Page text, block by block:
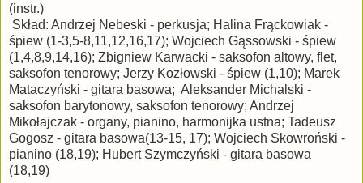
(instr.)
Skład: Andrzej Nebeski - perkusja; Halina Frąckowiak -
śpiew (1-3,5-8,11,12,16,17); Wojciech Gąssowski - śpiew
(1,4,8,9,14,16); Zbigniew Karwacki - saksofon altowy, flet,
saksofon tenorowy; Jerzy Kozłowski - śpiew (1,10); Marek
Mataczyński - gitara basowa; Aleksander Michalski -
saksofon barytonowy, saksofon tenorowy; Andrzej
Mikołajczak - organy, pianino, harmonijka ustna; Tadeusz
Gogosz - gitara basowa(13-15, 17); Wojciech Skowroński -
pianino (18,19); Hubert Szymczyński - gitara basowa
(18,19)